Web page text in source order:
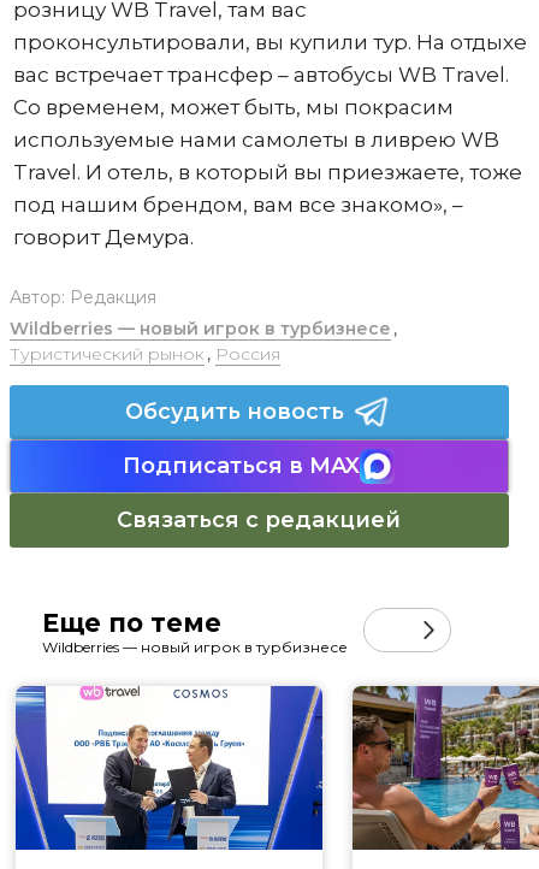
розницу WB Travel, там вас
проконсультировали, вы купили тур. На отдыхе
вас встречает трансфер – автобусы WB Travel.
Со временем, может быть, мы покрасим
используемые нами самолеты в ливрею WB
Travel. И отель, в который вы приезжаете, тоже
под нашим брендом, вам все знакомо», –
говорит Демура.
Автор: Редакция
Wildberries — новый игрок в турбизнесе ,
Туристический рынок , Россия
Обсудить новость
Подписаться в MAX
Связаться с редакцией
Еще по теме
Wildberries — новый игрок в турбизнесе